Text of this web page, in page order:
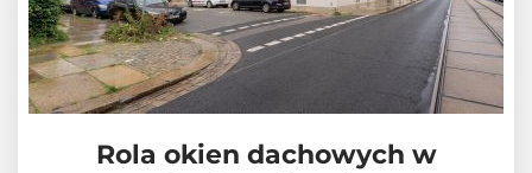
Rola okien dachowych w